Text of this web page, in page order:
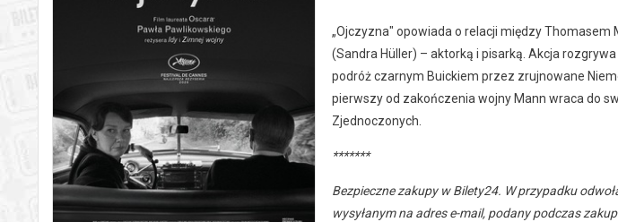
„Ojczyzna" opowiada o relacji między Thomasem
(Sandra Hüller) – aktorką i pisarką. Akcja
podróż czarnym Buickiem przez zrujnowane
pierwszy od zakończenia wojny Mann wraca do
Zjednoczonych.
*******
Bezpieczne zakupy w Bilety24. W przypadku
wysyłanym na adres e-mail, podany podczas